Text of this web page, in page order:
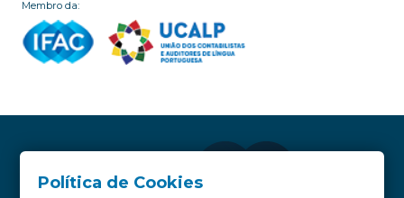
Membro da:
Política de Cookies